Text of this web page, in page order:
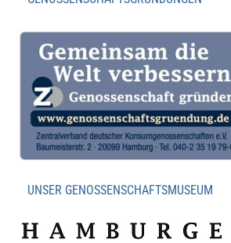
UNSER GENOSSENSCHAFTSMUSEUM